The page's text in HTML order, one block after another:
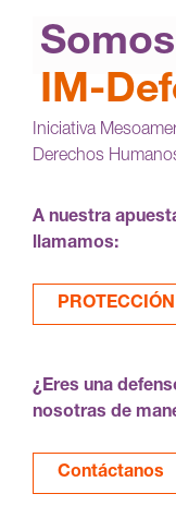
IM-
Iniciativa
Derechos
A nuestra
llamamos:
¿Eres una
nosotras de
Contáctanos